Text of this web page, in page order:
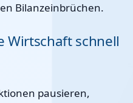
Bilanzeinbrüchen.
Wirtschaft schnell
pausieren,